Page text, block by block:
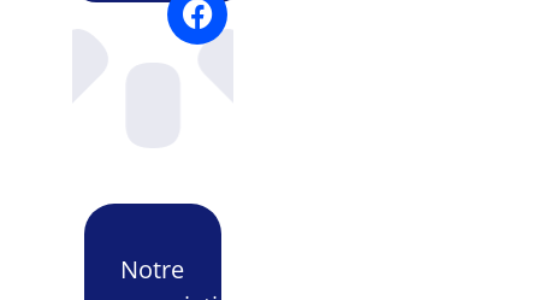
Notre